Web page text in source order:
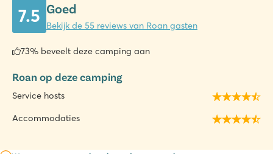
7.5 Goed
Bekijk de 55 reviews van Roan gasten
73% beveelt deze camping aan
Roan op deze camping
Service hosts
Accommodaties